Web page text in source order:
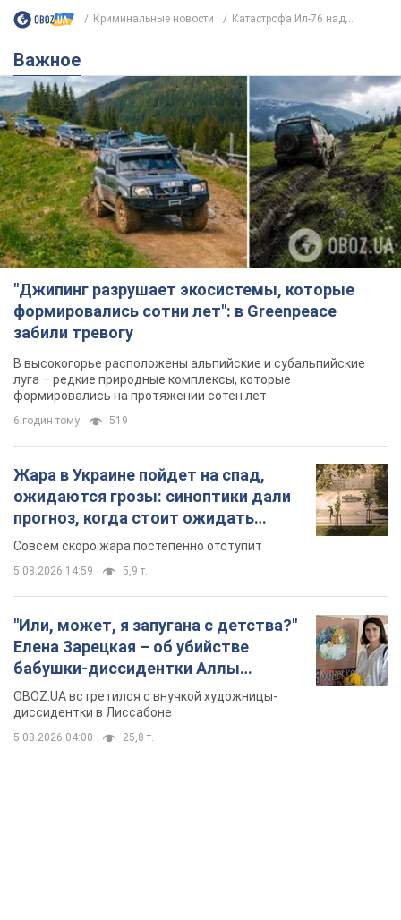
Криминальные новости Катастрофа Ил-76 над...
Важное
"Джипинг разрушает экосистемы, которые
формировались сотни лет": в Greenpeace
забили тревогу
В высокогорье расположены альпийские и субальпийские
луга – редкие природные комплексы, которые
формировались на протяжении сотен лет
6 годин тому 519
Жара в Украине пойдет на спад,
ожидаются грозы: синоптики дали
прогноз, когда стоит ожидать
изменения погоды
Совсем скоро жара постепенно отступит
5.08.2026 14:59 5,9 т.
"Или, может, я запугана с детства?"
Елена Зарецкая – об убийстве
бабушки-диссидентки Аллы
Горской, критике сына Стуса и
бегстве в Португалию с пятью
детьми
OBOZ.UA встретился с внучкой художницы-
диссидентки в Лиссабоне
5.08.2026 04:00 25,8 т.